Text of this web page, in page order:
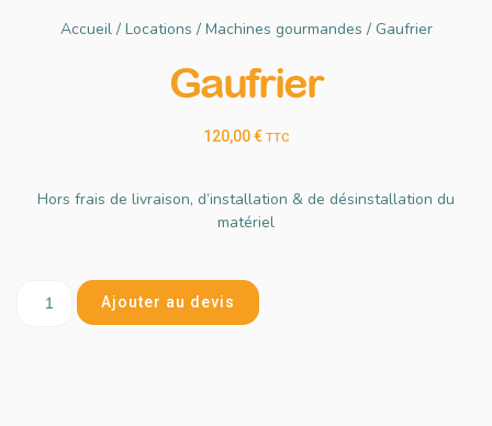
Accueil/ Locations / Machines gourmandes / Gaufrier
Gaufrier
120,00€ TTC
Hors frais de livraison, d’installation & de désinstallation du
matériel
Ajouter au devis